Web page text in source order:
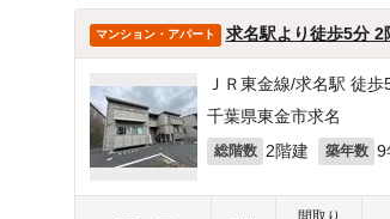
マンション・アパート 求名駅より徒歩5分
ＪＲ東金線/求名駅 徒歩
千葉県東金市求名
総階数 2階建 築年数 9